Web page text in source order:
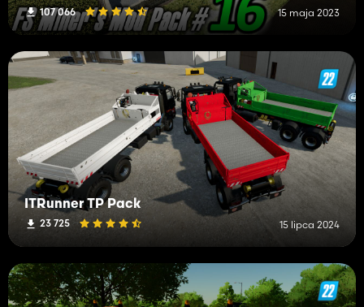
107 066 15 maja 2023
ITRunner TP Pack
23 725 15 lipca 2024